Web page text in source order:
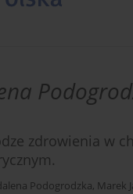
zdrowienia w
Podogrodzka, Marek